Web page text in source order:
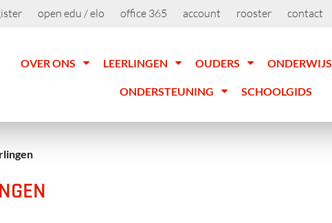
open edu / elo office 365 account rooster contact
OVER ONS LEERLINGEN OUDERS ONDERWIJS
ONDERSTEUNING SCHOOLGIDS